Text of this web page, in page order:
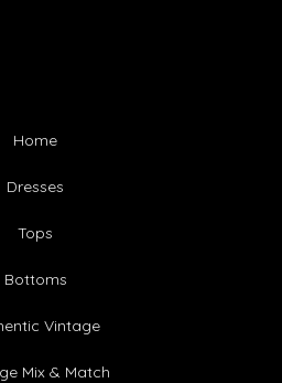
Home
Dresses
Tops
Bottoms
Vintage
Mix & Match